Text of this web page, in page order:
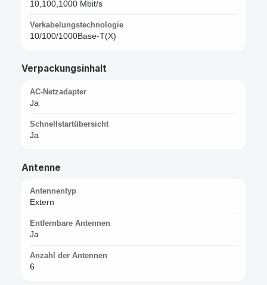
10,100,1000 Mbit/s
Verkabelungstechnologie
10/100/1000Base-T(X)
Verpackungsinhalt
AC-Netzadapter
Ja
Schnellstartübersicht
Ja
Antenne
Antennentyp
Extern
Entfernbare Antennen
Ja
Anzahl der Antennen
6